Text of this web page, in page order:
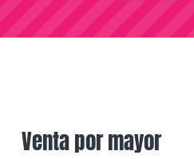
Venta por mayor